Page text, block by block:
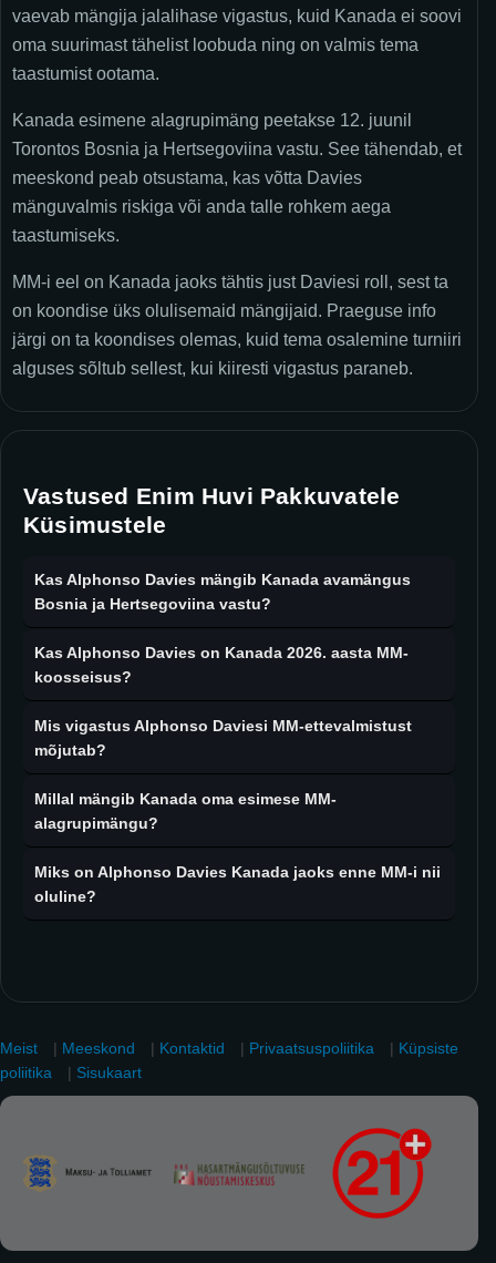
vaevab mängija jalalihase vigastus, kuid Kanada ei soovi
oma suurimast tähelist loobuda ning on valmis tema
taastumist ootama.
Kanada esimene alagrupimäng peetakse 12. juunil
Torontos Bosnia ja Hertsegoviina vastu. See tähendab, et
meeskond peab otsustama, kas võtta Davies
mänguvalmis riskiga või anda talle rohkem aega
taastumiseks.
MM-i eel on Kanada jaoks tähtis just Daviesi roll, sest ta
on koondise üks olulisemaid mängijaid. Praeguse info
järgi on ta koondises olemas, kuid tema osalemine turniiri
alguses sõltub sellest, kui kiiresti vigastus paraneb.
Vastused Enim Huvi Pakkuvatele
Küsimustele
Kas Alphonso Davies mängib Kanada avamängus
Bosnia ja Hertsegoviina vastu?
Kas Alphonso Davies on Kanada 2026. aasta MM-
koosseisus?
Mis vigastus Alphonso Daviesi MM-ettevalmistust
mõjutab?
Millal mängib Kanada oma esimese MM-
alagrupimängu?
Miks on Alphonso Davies Kanada jaoks enne MM-i nii
oluline?
Meist | Meeskond | Kontaktid | Privaatsuspoliitika | Küpsiste
poliitika
| Sisukaart